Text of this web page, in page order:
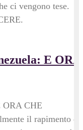
ci vengono tese.
E ORA
ORA CHE
il rapimento di